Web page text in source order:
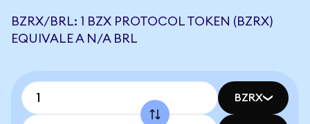
BZRX/BRL: 1 BZX PROTOCOL TOKEN (BZRX)
EQUIVALE A N/A BRL
BZRX